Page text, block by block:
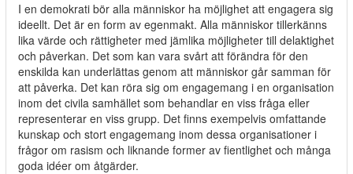
I en demokrati bör alla människor ha möjlighet att engagera sig
ideellt. Det är en form av egenmakt. Alla människor tillerkänns
lika värde och rättigheter med jämlika möjligheter till delaktighet
och påverkan. Det som kan vara svårt att förändra för den
enskilda kan underlättas genom att människor går samman för
att påverka. Det kan röra sig om engagemang i en organisation
inom det civila samhället som behandlar en viss fråga eller
representerar en viss grupp. Det finns exempelvis omfattande
kunskap och stort engagemang inom dessa organisationer i
frågor om rasism och liknande former av fientlighet och många
goda idéer om åtgärder.